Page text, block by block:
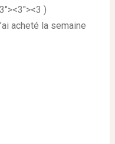
)
acheté la semaine